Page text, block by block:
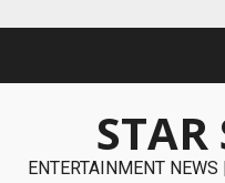
STAR
ENTERTAINMENT